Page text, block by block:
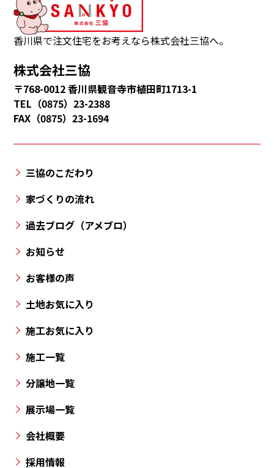
の紛失、破壊、改ざん、漏えい等から保護し、
正確性及び安全性を確保するために管理体制を
情報を取り扱う事務所内への部外者の立ち入り
を制限し、当社の個人情報保護に関わる役員・
職員等全員に対し教育啓発活動を実施するほ
か、管理責任者を置き個人情報の適切な管理に
本国の従うべき法令の変更、取り扱い方法、環
を実施致します。
は、
観
音
市・
多
度
津
町・
豊
市・
亀
市・
松
市
香
の
所
に
香川県で注文住宅をお考えなら株式会社三協へ。
株式会社三協
〒768-0012 香川県観音寺市植田町1713-1
TEL（0875）23-2388
FAX（0875）23-1694
三協のこだわり
家づくりの流れ
過去ブログ（アメブロ）
お知らせ
お客様の声
土地お気に入り
施工お気に入り
施工一覧
分譲地一覧
展示場一覧
会社概要
採用情報